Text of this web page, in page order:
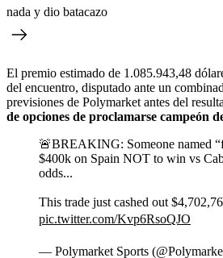
nada y dio batacazo
El premio estimado de 1.085.943,48
del encuentro, disputado ante un
previsiones de Polymarket antes del
de opciones de proclamarse campeón
🚨BREAKING: Someone named
$400k on Spain NOT to win vs
odds...
This trade just cashed out
pic.twitter.com/Kvp6RsoQJO
— Polymarket Sports